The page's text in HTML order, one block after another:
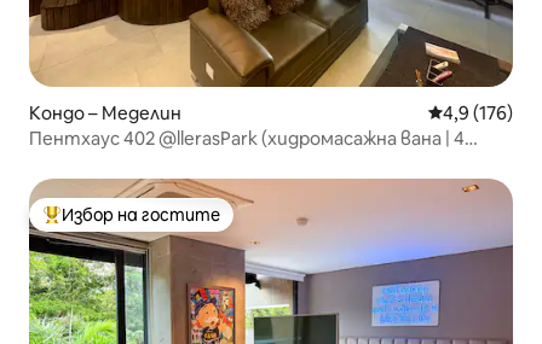
Кондо – Меделин Средна
4,9 (176)
Пентхаус 402 @llerasPark (хидромасажна вана | 4
Най-популярен избор на гостите
Избор на гостите